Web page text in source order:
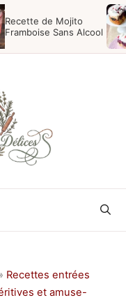
Recette de Mojito
Framboise Sans Alcool
Recettes entrées
et amuse-